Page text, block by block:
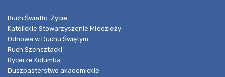
Ruch Światło-Życie
Katolickie Stowarzyszenie Młodzieży
Odnowa w Duchu Świętym
Ruch Szensztacki
Rycerze Kolumba
Duszpasterstwo akademickie